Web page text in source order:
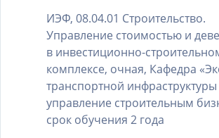
ИЭФ, 08.04.01 Строительство.
Управление стоимостью и
в инвестиционно-
комплексе, очная, Кафедра
транспортной
управление строительным
срок обучения 2 года